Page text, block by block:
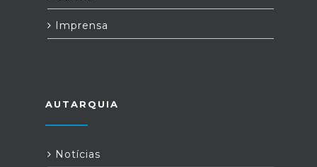
Imprensa
AUTARQUIA
Notícias